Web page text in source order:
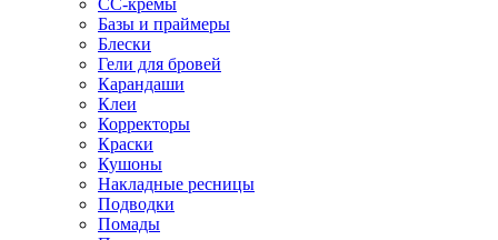
CC-кремы
Базы и праймеры
Блески
Гели для бровей
Карандаши
Клеи
Корректоры
Краски
Кушоны
Накладные ресницы
Подводки
Помады